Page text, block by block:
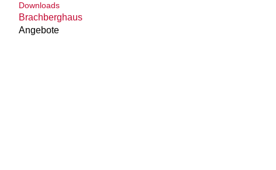
Downloads
Brachberghaus
Angebote